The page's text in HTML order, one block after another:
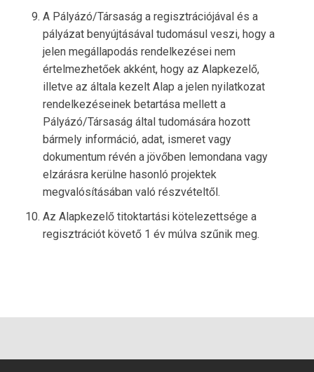
A Pályázó/Társaság a regisztrációjával és a
pályázat benyújtásával tudomásul veszi, hogy a
jelen megállapodás rendelkezései nem
értelmezhetőek akként, hogy az Alapkezelő,
illetve az általa kezelt Alap a jelen nyilatkozat
rendelkezéseinek betartása mellett a
Pályázó/Társaság által tudomására hozott
bármely információ, adat, ismeret vagy
dokumentum révén a jövőben lemondana vagy
elzárásra kerülne hasonló projektek
megvalósításában való részvételtől.
Az Alapkezelő titoktartási kötelezettsége a
regisztrációt követő 1 év múlva szűnik meg.